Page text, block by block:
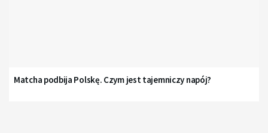
Matcha podbija Polskę. Czym jest tajemniczy napój?